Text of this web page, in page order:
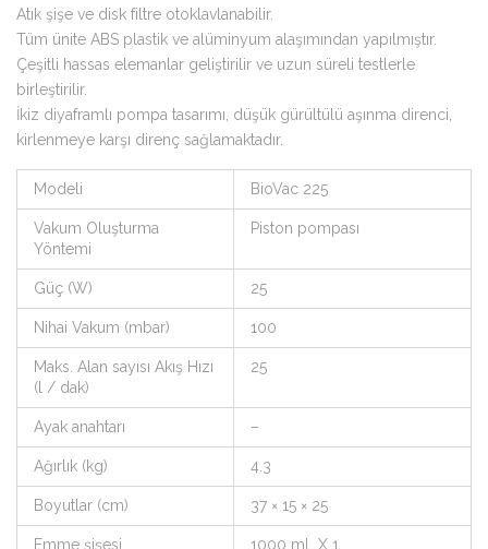
Atık şişe ve disk filtre otoklavlanabilir.
Tüm ünite ABS plastik ve alüminyum alaşımından yapılmıştır.
Çeşitli hassas elemanlar geliştirilir ve uzun süreli testlerle
birleştirilir.
İkiz diyaframlı pompa tasarımı, düşük gürültülü aşınma direnci,
kirlenmeye karşı direnç sağlamaktadır.
Modeli BioVac 225
Vakum Oluşturma
Yöntemi
Piston pompası
Güç (W) 25
Nihai Vakum (mbar) 100
Maks. Alan sayısı Akış Hızı
(l / dak)
25
Ayak anahtarı –
Ağırlık (kg) 4.3
Boyutlar (cm) 37 × 15 × 25
Emme şişesi 1000 mL X 1